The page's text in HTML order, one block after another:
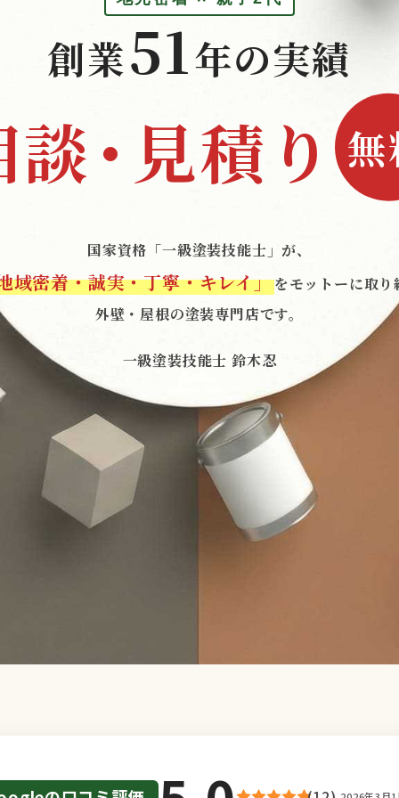
創業51年の実績
談・見積り
国家資格「一級塗装技能士」が、
域密着・誠実・丁寧・キレイ」をモットーに取り
外壁・屋根の塗装専門店です。
一級塗装技能士 鈴木忍